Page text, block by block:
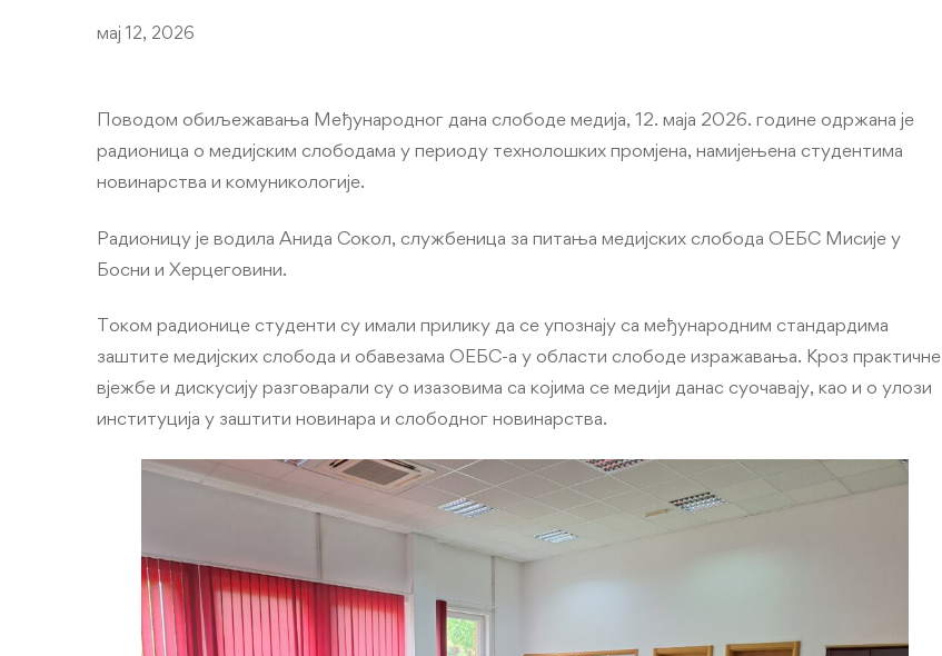
мај 12, 2026
Поводом обиљежавања Међународног дана слободе медија, 12. маја 2026. године одржана је
радионица о медијским слободама у периоду технолошких промјена, намијењена студентима
новинарства и комуникологије.
Радионицу је водила Анида Сокол, службеница за питања медијских слобода ОЕБС Мисије у
Босни и Херцеговини.
Током радионице студенти су имали прилику да се упознају са међународним стандардима
заштите медијских слобода и обавезама ОЕБС-а у области слободе изражавања. Кроз практичне
вјежбе и дискусију разговарали су о изазовима са којима се медији данас суочавају, као и о улози
институција у заштити новинара и слободног новинарства.